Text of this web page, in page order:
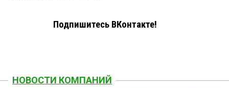
Подпишитесь ВКонтакте!
НОВОСТИ КОМПАНИЙ